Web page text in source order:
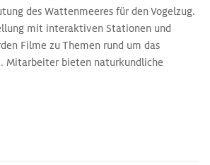
des Wattenmeeres für den Vogelzug.
mit interaktiven Stationen und
Filme zu Themen rund um das
Mitarbeiter bieten naturkundliche
gestrandeten Pottwale zu